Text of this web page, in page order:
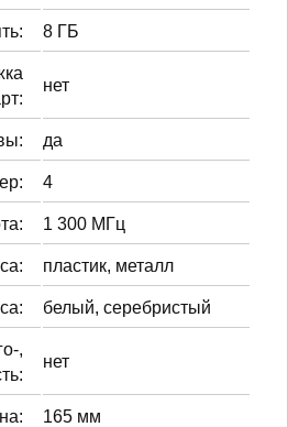
8 ГБ
нет
да
4
1 300 МГц
пластик, металл
белый, серебристый
,
нет
165 мм